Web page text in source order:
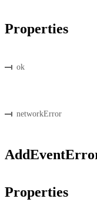
Properties
ok
networkError
Properties